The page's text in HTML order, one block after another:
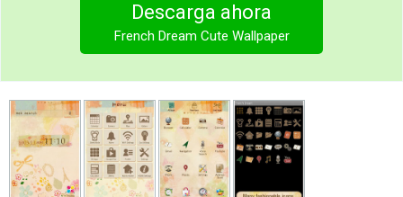
Descarga ahora
French Dream Cute Wallpaper